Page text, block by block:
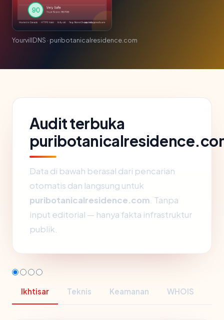
YourvillDNS · puribotanicalresidence.com
Audit terbuka
Data di bawah berasal dari pencarian
otomatis dan langsung untuk
puribotanicalresidence.com . Tanpa
input editorial — hanya fakta infrastruktur
publik.
Ikhtisar Teknis Keamanan WHOIS